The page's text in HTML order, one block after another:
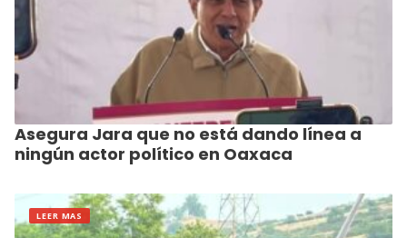
Asegura Jara que no está dando línea a
ningún actor político en Oaxaca
LEER MAS